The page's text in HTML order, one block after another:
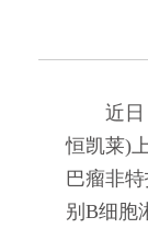
药局 国家疾控局
管理国际会议的通
近日，
恒凯莱)
巴瘤非
别B细胞